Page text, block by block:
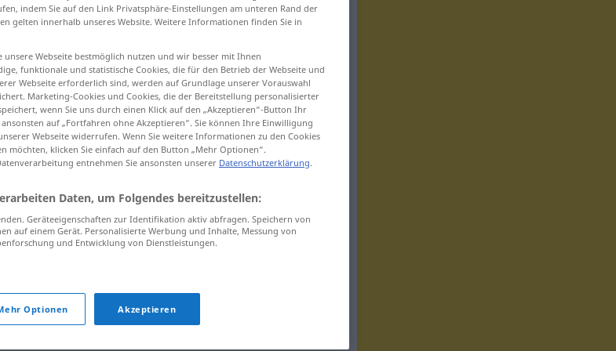
makellos
indem Sie auf den Link Privatsphäre-Einstellungen am unteren Rand der
gelten innerhalb unseres Website. Weitere Informationen finden Sie in
unsere Webseite bestmöglich nutzen und wir besser mit Ihnen
funktionale und statistische Cookies, die für den Betrieb der Webseite und
Webseite erforderlich sind, werden auf Grundlage unserer Vorauswahl
Marketing-Cookies und Cookies, die der Bereitstellung personalisierter
wenn Sie uns durch einen Klick auf den „Akzeptieren“-Button Ihr
auf „Fortfahren ohne Akzeptieren“. Sie können Ihre Einwilligung
Webseite widerrufen. Wenn Sie weitere Informationen zu den Cookies
möchten, klicken Sie einfach auf den Button „Mehr Optionen“.
entnehmen Sie ansonsten unserer Datenschutzerklärung.
Daten, um Folgendes bereitzustellen:
Geräteeigenschaften zur Identifikation aktiv abfragen. Speichern von
auf einem Gerät. Personalisierte Werbung und Inhalte, Messung von
und Entwicklung von Dienstleistungen.
Optionen Akzeptieren